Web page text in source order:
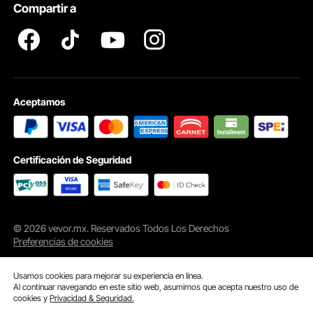
Compartir a
Aceptamos
Certificación de Seguridad
© 2026 vevor.mx. Reservados Todos Los Derechos
Preferencias de cookies
Usamos cookies para mejorar su experiencia en línea.
Al continuar navegando en este sitio web, asumimos que acepta nuestro uso de
cookies yPrivacidad & Seguridad.